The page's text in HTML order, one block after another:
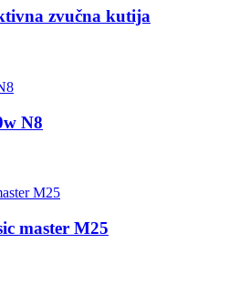
zvučna kutija
N8
master M25